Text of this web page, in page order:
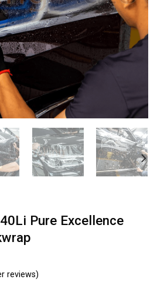
Pure Excellence
reviews)